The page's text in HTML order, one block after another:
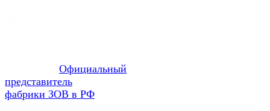
Официальный
представитель
фабрики ЗОВ в РФ